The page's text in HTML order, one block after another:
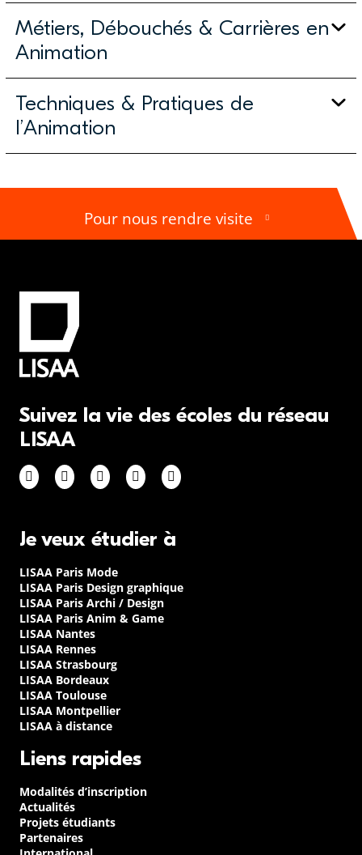
Métiers, Débouchés & Carrières en
Animation
Techniques & Pratiques de
l’Animation
Pour nous rendre visite
Suivez la vie des écoles du réseau
LISAA
Je veux étudier à
LISAA Paris Mode
LISAA Paris Design graphique
LISAA Paris Archi / Design
LISAA Paris Anim & Game
LISAA Nantes
LISAA Rennes
LISAA Strasbourg
LISAA Bordeaux
LISAA Toulouse
LISAA Montpellier
LISAA à distance
Liens rapides
Modalités d’inscription
Actualités
Projets étudiants
Partenaires